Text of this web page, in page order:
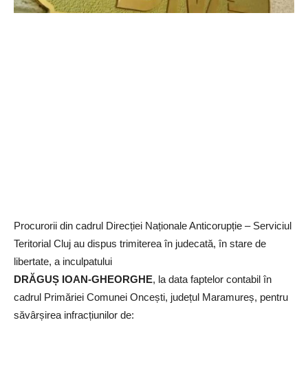
Procurorii din cadrul Direcției Naționale Anticorupție – Serviciul
Teritorial Cluj au dispus trimiterea în judecată, în stare de
libertate, a inculpatului
DRĂGUȘ IOAN-GHEORGHE, la data faptelor contabil în
cadrul Primăriei Comunei Oncești, județul Maramureș, pentru
săvârșirea infracțiunilor de: